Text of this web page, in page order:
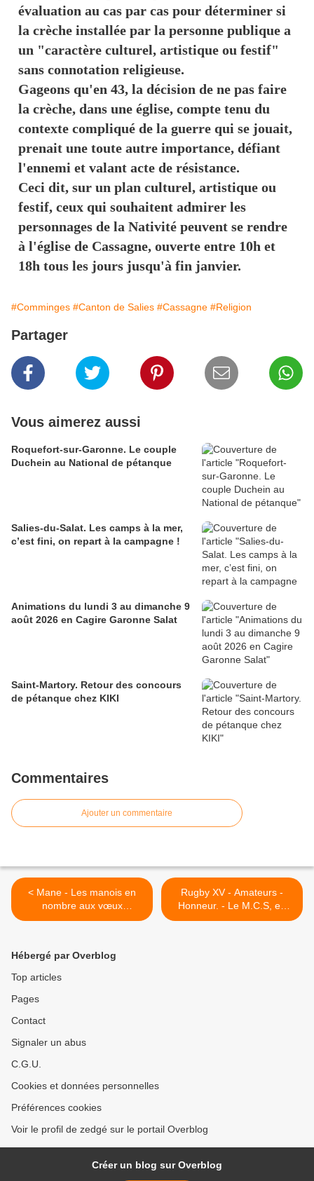
évaluation au cas par cas pour déterminer si
la crèche installée par la personne publique a
un "caractère culturel, artistique ou festif"
sans connotation religieuse.
Gageons qu'en 43, la décision de ne pas faire
la crèche, dans une église, compte tenu du
contexte compliqué de la guerre qui se jouait,
prenait une toute autre importance, défiant
l'ennemi et valant acte de résistance.
Ceci dit, sur un plan culturel, artistique ou
festif, ceux qui souhaitent admirer les
personnages de la Nativité peuvent se rendre
à l'église de Cassagne, ouverte entre 10h et
18h tous les jours jusqu'à fin janvier.
#Comminges #Canton de Salies #Cassagne #Religion
Partager
Vous aimerez aussi
Roquefort-sur-Garonne. Le couple
Duchein au National de pétanque
Salies-du-Salat. Les camps à la mer,
c’est fini, on repart à la campagne !
Animations du lundi 3 au dimanche 9
août 2026 en Cagire Garonne Salat
Saint-Martory. Retour des concours
de pétanque chez KIKI
Commentaires
Ajouter un commentaire
< Mane - Les manois en
nombre aux vœux
municipaux
Rugby XV - Amateurs -
Honneur. - Le M.C.S, en
retard à l'allumage, manque
Hébergé par Overblog
Top articles
Pages
Contact
Signaler un abus
C.G.U.
Cookies et données personnelles
Préférences cookies
Voir le profil de zedgé sur le portail Overblog
Créer un blog sur Overblog